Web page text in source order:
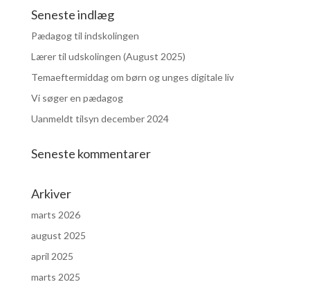
Seneste indlæg
Pædagog til indskolingen
Lærer til udskolingen (August 2025)
Temaeftermiddag om børn og unges digitale liv
Vi søger en pædagog
Uanmeldt tilsyn december 2024
Seneste kommentarer
Arkiver
marts 2026
august 2025
april 2025
marts 2025